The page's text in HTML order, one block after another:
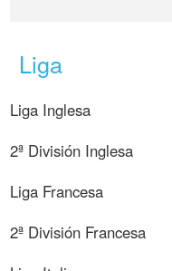
Liga
Liga Inglesa
2ª División Inglesa
Liga Francesa
2ª División Francesa